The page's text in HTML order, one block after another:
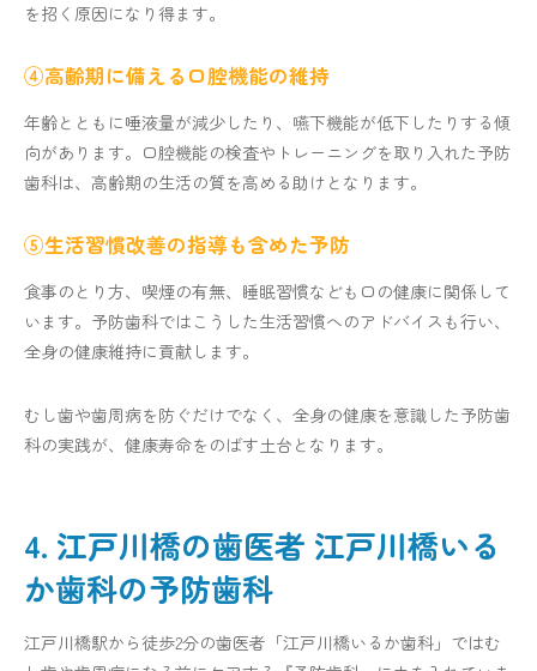
を招く原因になり得ます。
④高齢期に備える口腔機能の維持
年齢とともに唾液量が減少したり、嚥下機能が低下したりする傾
向があります。口腔機能の検査やトレーニングを取り入れた予防
歯科は、高齢期の生活の質を高める助けとなります。
⑤生活習慣改善の指導も含めた予防
食事のとり方、喫煙の有無、睡眠習慣なども口の健康に関係して
います。予防歯科ではこうした生活習慣へのアドバイスも行い、
全身の健康維持に貢献します。
むし歯や歯周病を防ぐだけでなく、全身の健康を意識した予防歯
科の実践が、健康寿命をのばす土台となります。
4. 江戸川橋の歯医者 江戸川橋いる
か歯科の予防歯科
江戸川橋駅から徒歩2分の歯医者「江戸川橋いるか歯科」ではむ